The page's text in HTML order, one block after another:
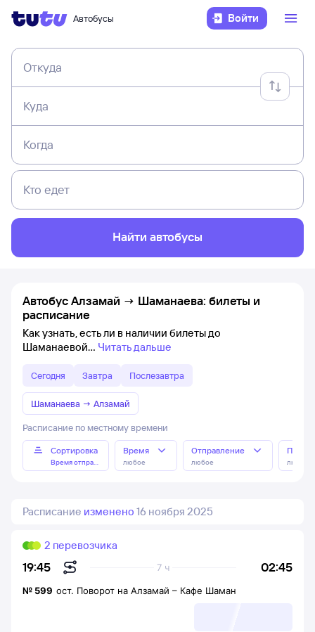
Автобусы Войти
Откуда
Куда
Когда
Кто едет
Найти автобусы
Автобус Алзамай → Шаманаева: билеты и
расписание
Как узнать, есть ли в наличии билеты до
Шаманаевой
Читать дальше
Сегодня Завтра Послезавтра
Шаманаева → Алзамай
Расписание по местному времени
Сортировка
Время отправления
Время
любое
Отправление
любое любое
Расписание изменено 16 ноября 2025
19:45 02:45
7 ч
2 перевозчика
№ 599 ост. Поворот на Алзамай – Кафе Шаман